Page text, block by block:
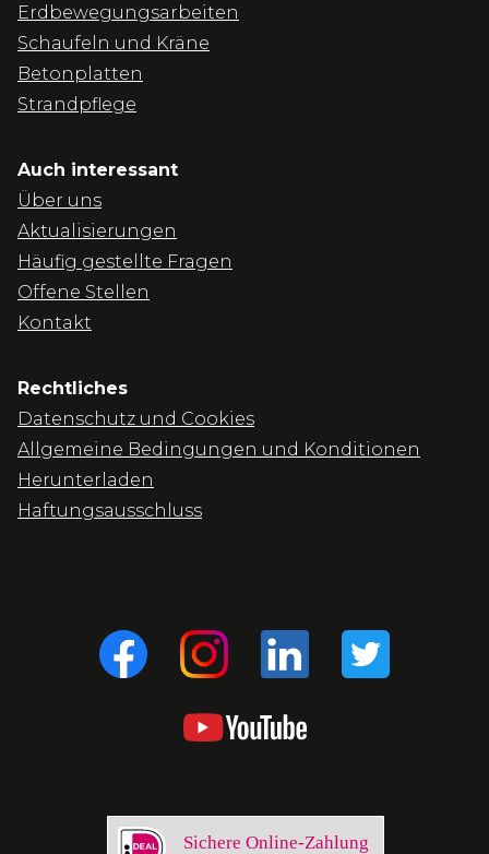
Erdbewegungsarbeiten
Schaufeln und Kräne
Betonplatten
Strandpflege
Auch interessant
Über uns
Aktualisierungen
Häufig gestellte Fragen
Offene Stellen
Kontakt
Rechtliches
Datenschutz und Cookies
Allgemeine Bedingungen und Konditionen
Herunterladen
Haftungsausschluss
Sichere Online-Zahlung